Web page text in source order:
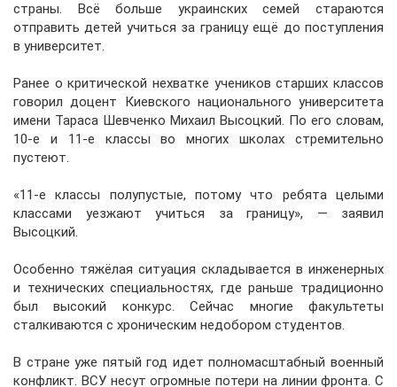
страны. Всё больше украинских семей стараются
отправить детей учиться за границу ещё до поступления
в университет.
Ранее о критической нехватке учеников старших классов
говорил доцент Киевского национального университета
имени Тараса Шевченко Михаил Высоцкий. По его словам,
10-е и 11-е классы во многих школах стремительно
пустеют.
«11-е классы полупустые, потому что ребята целыми
классами уезжают учиться за границу», — заявил
Высоцкий.
Особенно тяжёлая ситуация складывается в инженерных
и технических специальностях, где раньше традиционно
был высокий конкурс. Сейчас многие факультеты
сталкиваются с хроническим недобором студентов.
В стране уже пятый год идет полномасштабный военный
конфликт. ВСУ несут огромные потери на линии фронта. С